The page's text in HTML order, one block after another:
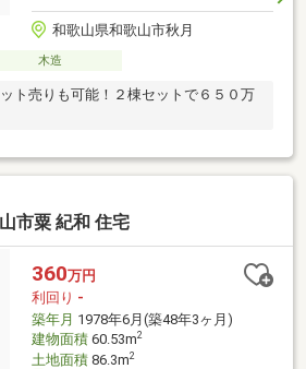
和歌山県和歌山市秋月
木造
ト売りも可能！２棟セットで６５０万
市粟 紀和 住宅
360万円
利回り -
築年月 1978年6月(築48年3ヶ月)
建物面積60.53m2
土地面積86.3m2